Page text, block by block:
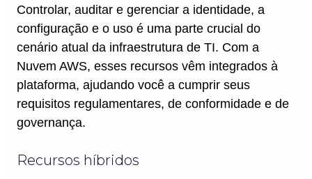
Controlar, auditar e gerenciar a identidade, a
configuração e o uso é uma parte crucial do
cenário atual da infraestrutura de TI. Com a
Nuvem AWS, esses recursos vêm integrados à
plataforma, ajudando você a cumprir seus
requisitos regulamentares, de conformidade e de
governança.
Recursos híbridos